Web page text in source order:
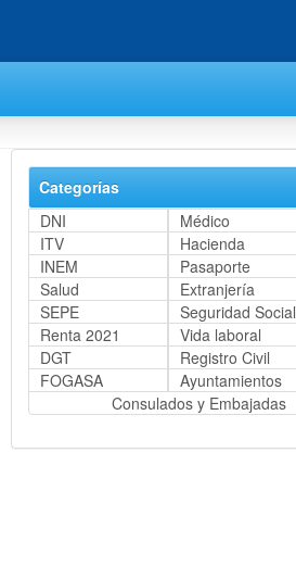
Categorías
DNI
Médico
ITV
Hacienda
INEM
Pasaporte
Salud
Extranjería
SEPE
Seguridad Social
Renta 2021
Vida laboral
DGT
Registro Civil
FOGASA
Ayuntamientos
Consulados y Embajadas